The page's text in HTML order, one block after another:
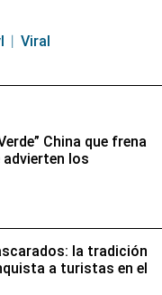
Viral
China que frena
los
la tradición
a turistas en el